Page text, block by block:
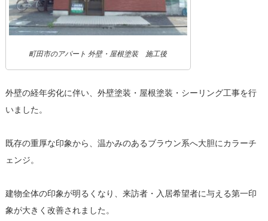
町田市のアパート 外壁・屋根塗装 施工後
外壁の経年劣化に伴い、外壁塗装・屋根塗装・シーリング工事を行
いました。
既存の重厚な印象から、温かみのあるブラウン系へ大胆にカラーチ
ェンジ。
建物全体の印象が明るくなり、来訪者・入居希望者に与える第一印
象が大きく改善されました。